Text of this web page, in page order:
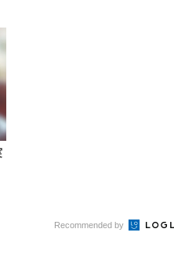
Recommended by